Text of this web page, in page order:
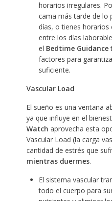
horarios irregulares.
cama más tarde de lo
días, o tienes horarios
entre los días
el Bedtime Guidance
factores para
suficiente.
Vascular Load
El sueño es una ventana
ya que influye en el
Watch aprovecha esta
Vascular Load (la carga
cantidad de estrés que
mientras duermes.
El sistema vascular
todo el cuerpo para